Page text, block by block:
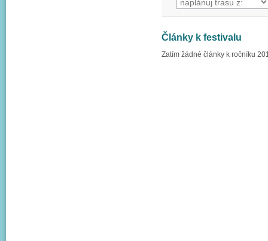
Články k festivalu
Zatím žádné články k ročníku